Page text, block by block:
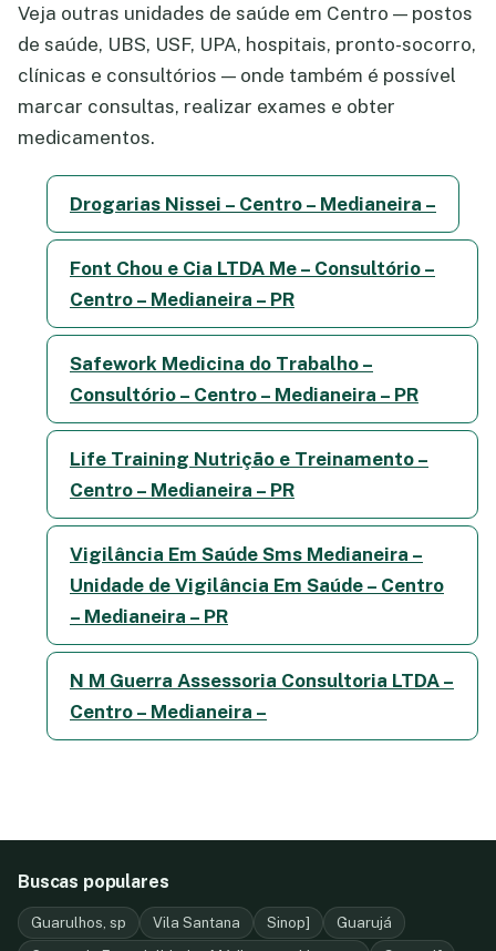
Veja outras unidades de saúde em Centro — postos
de saúde, UBS, USF, UPA, hospitais, pronto-socorro,
clínicas e consultórios — onde também é possível
marcar consultas, realizar exames e obter
medicamentos.
Drogarias Nissei – Centro – Medianeira –
Font Chou e Cia LTDA Me – Consultório –
Centro – Medianeira – PR
Safework Medicina do Trabalho –
Consultório – Centro – Medianeira – PR
Life Training Nutrição e Treinamento –
Centro – Medianeira – PR
Vigilância Em Saúde Sms Medianeira –
Unidade de Vigilância Em Saúde – Centro
– Medianeira – PR
N M Guerra Assessoria Consultoria LTDA –
Centro – Medianeira –
Buscas populares
Guarulhos, sp Vila Santana Sinop]
Guarujá